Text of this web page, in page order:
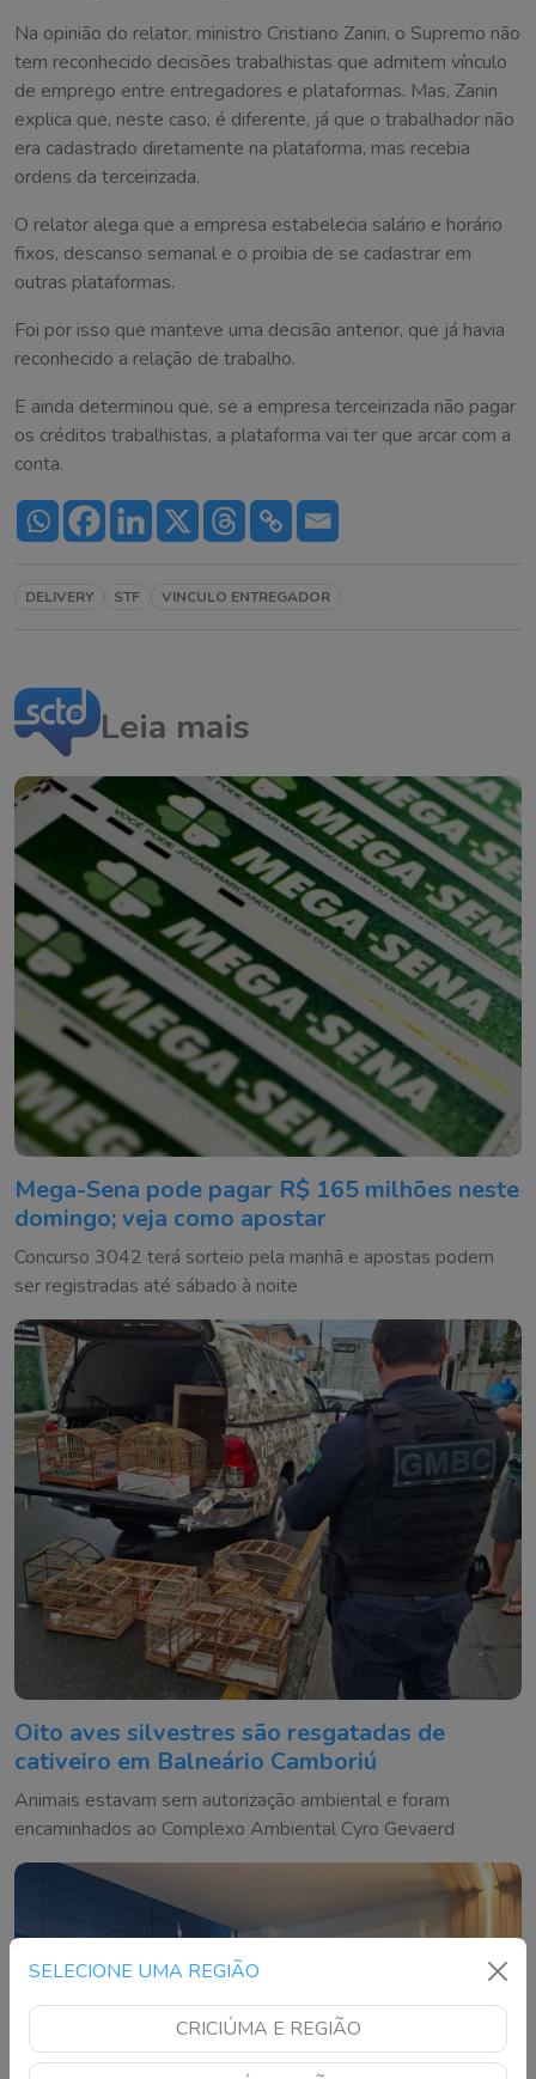
SELECIONE UMA REGIÃO
CRICIÚMA E REGIÃO
Na opinião do relator, ministro Cristiano Zanin, o Supremo não
tem reconhecido decisões trabalhistas que admitem vínculo
de emprego entre entregadores e plataformas. Mas, Zanin
explica que, neste caso, é diferente, já que o trabalhador não
era cadastrado diretamente na plataforma, mas recebia
ordens da terceirizada.
O relator alega que a empresa estabelecia salário e horário
fixos, descanso semanal e o proibia de se cadastrar em
outras plataformas.
Foi por isso que manteve uma decisão anterior, que já havia
reconhecido a relação de trabalho.
E ainda determinou que, se a empresa terceirizada não pagar
os créditos trabalhistas, a plataforma vai ter que arcar com a
conta.
DELIVERY STF VINCULO ENTREGADOR
Leia mais
Mega-Sena pode pagar R$ 165 milhões neste
domingo; veja como apostar
Concurso 3042 terá sorteio pela manhã e apostas podem
ser registradas até sábado à noite
Oito aves silvestres são resgatadas de
cativeiro em Balneário Camboriú
Animais estavam sem autorização ambiental e foram
encaminhados ao Complexo Ambiental Cyro Gevaerd